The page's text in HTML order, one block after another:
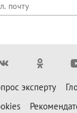
эксперту